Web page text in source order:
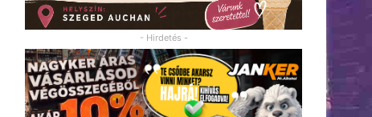
- Hirdetés -